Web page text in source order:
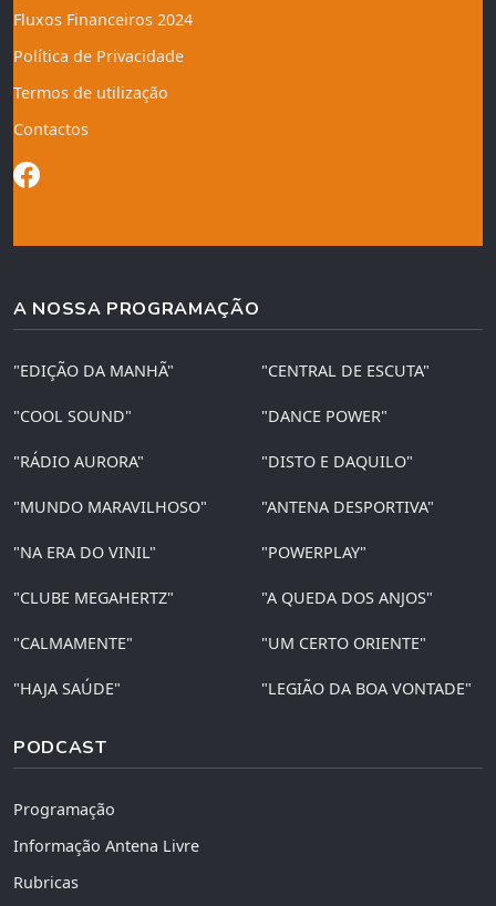
Fluxos Financeiros 2024
Política de Privacidade
Termos de utilização
Contactos
A NOSSA PROGRAMAÇÃO
"EDIÇÃO DA MANHÃ" "CENTRAL DE ESCUTA"
"COOL SOUND" "DANCE POWER"
"RÁDIO AURORA" "DISTO E DAQUILO"
"MUNDO MARAVILHOSO" "ANTENA DESPORTIVA"
"NA ERA DO VINIL" "POWERPLAY"
"CLUBE MEGAHERTZ" "A QUEDA DOS ANJOS"
"CALMAMENTE" "UM CERTO ORIENTE"
"HAJA SAÚDE" "LEGIÃO DA BOA VONTADE"
PODCAST
Programação
Informação Antena Livre
Rubricas